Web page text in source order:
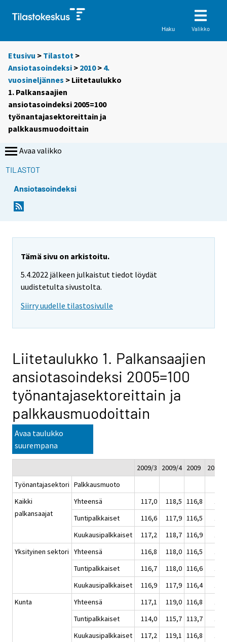
Haku Valikko
Etusivu > Tilastot >
Ansiotasoindeksi > 2010> 4.
vuosineljännes > Liitetaulukko
1. Palkansaajien
ansiotasoindeksi 2005=100
työnantajasektoreittain ja
palkkausmuodoittain
Avaa valikko
TILASTOT
Ansiotasoindeksi
Tämä sivu on arkistoitu.
5.4.2022 jälkeen julkaistut tiedot löydät
uudistetulta sivustolta.
Siirry uudelle tilastosivulle
Liitetaulukko 1. Palkansaajien
ansiotasoindeksi 2005=100
työnantajasektoreittain ja
palkkausmuodoittain
Avaa taulukko
suurempana
2009/3 2009/4 2009
2010/
Työnantajasektori Palkkausmuoto
Kaikki
palkansaajat
Yhteensä 117,0 118,5 116,8
Tuntipalkkaiset
116,6 117,9 116,5
Kuukausipalkkaiset
117,2 118,7 116,9
Yksityinen sektori
Yhteensä 116,8 118,0 116,5
Tuntipalkkaiset
116,7 118,0 116,6
Kuukausipalkkaiset
116,9 117,9 116,4
Kunta
Yhteensä 117,1 119,0 116,8
Tuntipalkkaiset
114,0 115,7 113,7
Kuukausipalkkaiset
117,2 119,1 116,8